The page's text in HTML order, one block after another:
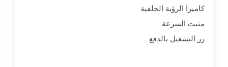
كاميرا الرؤية الخلفية
مثبت السرعة
زر التشغيل بالدفع